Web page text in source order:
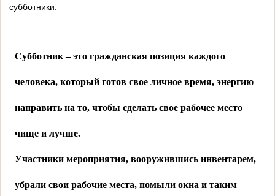
субботники.
Субботник – это гражданская позиция каждого
человека, который готов свое личное время, энергию
направить на то, чтобы сделать свое рабочее место
чище и лучше.
Участники мероприятия, вооружившись инвентарем,
убрали свои рабочие места, помыли окна и таким